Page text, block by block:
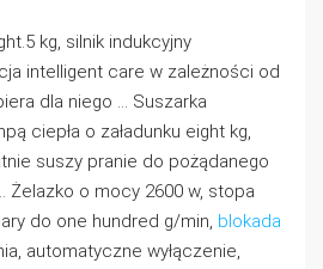
kg, silnik indukcyjny
intelligent care w zależności od
dla niego … Suszarka
ciepła o załadunku eight kg,
suszy pranie do pożądanego
Żelazko o mocy 2600 w, stopa
do one hundred g/min, blokada
automatyczne wyłączenie,